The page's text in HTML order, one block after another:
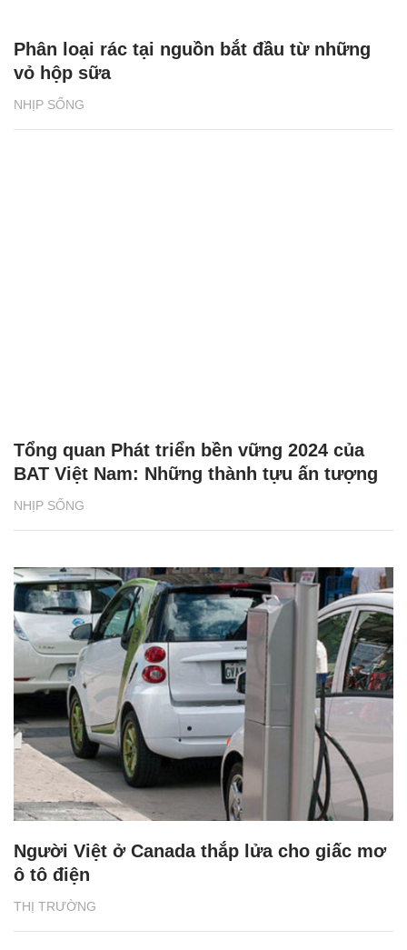
NHỊP SỐNG
Phân loại rác tại nguồn bắt đầu từ những
vỏ hộp sữa
NHỊP SỐNG
Tổng quan Phát triển bền vững 2024 của
BAT Việt Nam: Những thành tựu ấn tượng
THỊ TRƯỜNG
Người Việt ở Canada thắp lửa cho giấc mơ
ô tô điện